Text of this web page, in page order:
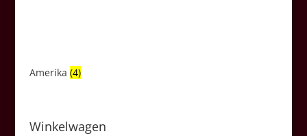
Amerika (4)
Winkelwagen